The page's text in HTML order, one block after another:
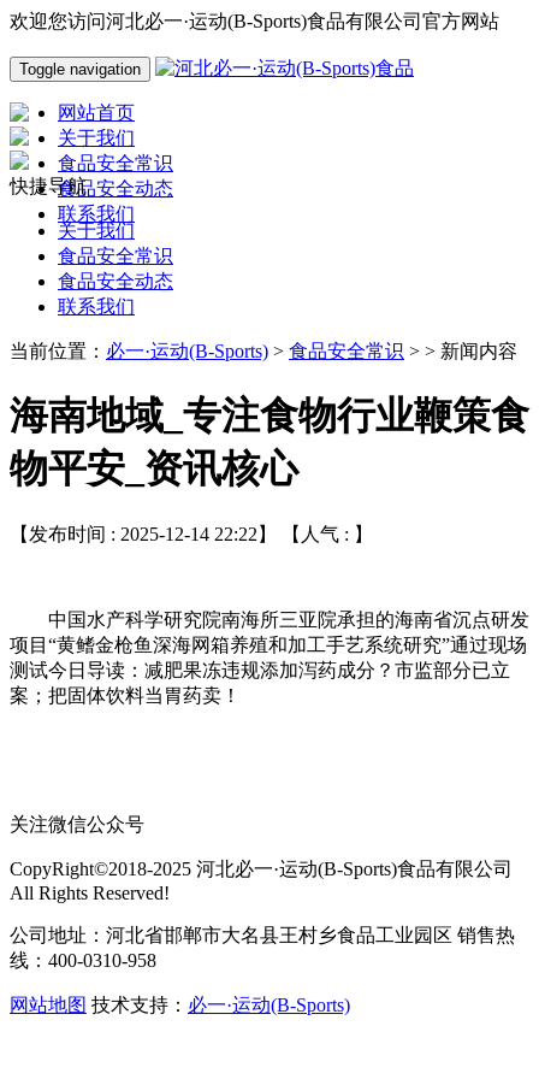
欢迎您访问河北必一·运动(B-Sports)食品有限公司官方网站
Toggle navigation
网站首页
关于我们
食品安全常识
食品安全动态
联系我们
快捷导航
关于我们
食品安全常识
食品安全动态
联系我们
当前位置： 必一·运动(B-Sports) > 食品安全常识 > > 新闻内容
海南地域_专注食物行业鞭策食
物平安_资讯核心
【发布时间 : 2025-12-14 22:22】 【人气 : 】
中国水产科学研究院南海所三亚院承担的海南省沉点研发
项目“黄鳍金枪鱼深海网箱养殖和加工手艺系统研究”通过现场
测试今日导读：减肥果冻违规添加泻药成分？市监部分已立
案；把固体饮料当胃药卖！
关注微信公众号
CopyRight©2018-2025 河北必一·运动(B-Sports)食品有限公司
All Rights Reserved!
公司地址：河北省邯郸市大名县王村乡食品工业园区 销售热
线：400-0310-958
网站地图 技术支持： 必一·运动(B-Sports)